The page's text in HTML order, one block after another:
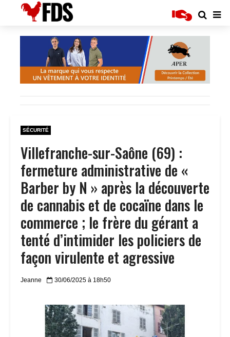
SÉCURITÉ
Villefranche-sur-Saône (69) :
fermeture administrative de «
Barber by N » après la découverte
de cannabis et de cocaïne dans le
commerce ; le frère du gérant a
tenté d’intimider les policiers de
façon virulente et agressive
Jeanne 30/06/2025 à 18h50